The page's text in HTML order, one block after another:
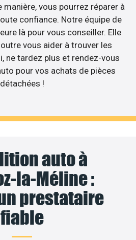
manière, vous pourrez réparer à
confiance. Notre équipe de
là pour vous conseiller. Elle
vous aider à trouver les
ne tardez plus et rendez-vous
pour vos achats de pièces
détachées !
auto à
la-Méline :
prestataire
fiable